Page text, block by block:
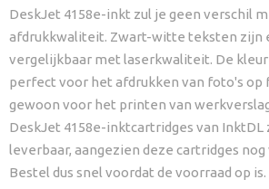
DeskJet 4158e-inkt zul je geen verschil
afdrukkwaliteit. Zwart-witte teksten zijn
vergelijkbaar met laserkwaliteit. De
perfect voor het afdrukken van foto's
gewoon voor het printen van
DeskJet 4158e-inktcartridges van
leverbaar, aangezien deze cartridges
Bestel dus snel voordat de voorraad op is.